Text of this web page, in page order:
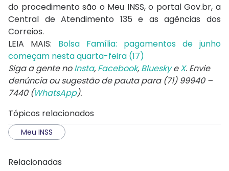
do procedimento são o Meu INSS, o portal Gov.br, a
Central de Atendimento 135 e as agências dos
Correios.
LEIA MAIS: Bolsa Família: pagamentos de junho
começam nesta quarta-feira (17)
Siga a gente noInsta, Facebook, BlueskyeX. Envie
denúncia ou sugestão de pauta para (71) 99940 –
7440 (WhatsApp).
Tópicos relacionados
Meu INSS
Relacionadas